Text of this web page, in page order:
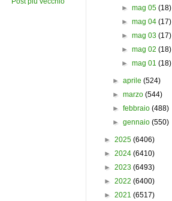
► mag 05 (18)
► mag 04 (17)
► mag 03 (17)
► mag 02 (18)
► mag 01 (18)
►aprile (524)
►marzo (544)
►febbraio (488)
►gennaio (550)
► 2025 (6406)
► 2024 (6410)
► 2023 (6493)
► 2022 (6400)
► 2021 (6517)